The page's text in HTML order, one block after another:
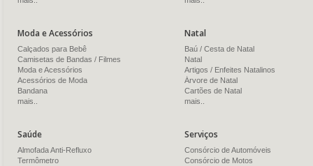
Moda e Acessórios
Calçados para Bebê
Camisetas de Bandas / Filmes
Moda e Acessórios
Acessórios de Moda
Bandana
mais..
Natal
Baú / Cesta de Natal
Natal
Artigos / Enfeites Natalinos
Árvore de Natal
Cartões de Natal
mais..
Saúde
Almofada Anti-Refluxo
Termômetro
Serviços
Consórcio de Automóveis
Consórcio de Motos